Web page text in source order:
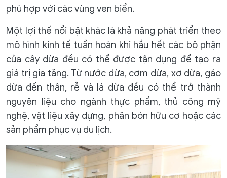
phù hợp với các vùng ven biển.
Một lợi thế nổi bật khác là khả năng phát triển theo
mô hình kinh tế tuần hoàn khi hầu hết các bộ phận
của cây dừa đều có thể được tận dụng để tạo ra
giá trị gia tăng. Từ nước dừa, cơm dừa, xơ dừa, gáo
dừa đến thân, rễ và lá dừa đều có thể trở thành
nguyên liệu cho ngành thực phẩm, thủ công mỹ
nghệ, vật liệu xây dựng, phân bón hữu cơ hoặc các
sản phẩm phục vụ du lịch.